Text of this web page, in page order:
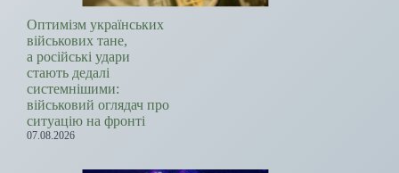
Оптимізм українських
військових тане,
а російські удари
стають дедалі
системнішими:
військовий оглядач про
ситуацію на фронті
07.08.2026